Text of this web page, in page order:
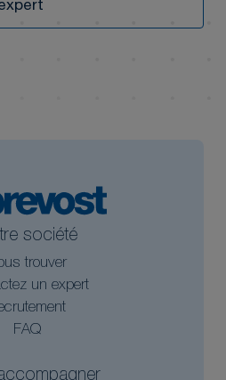
société
trouver
un expert
FAQ